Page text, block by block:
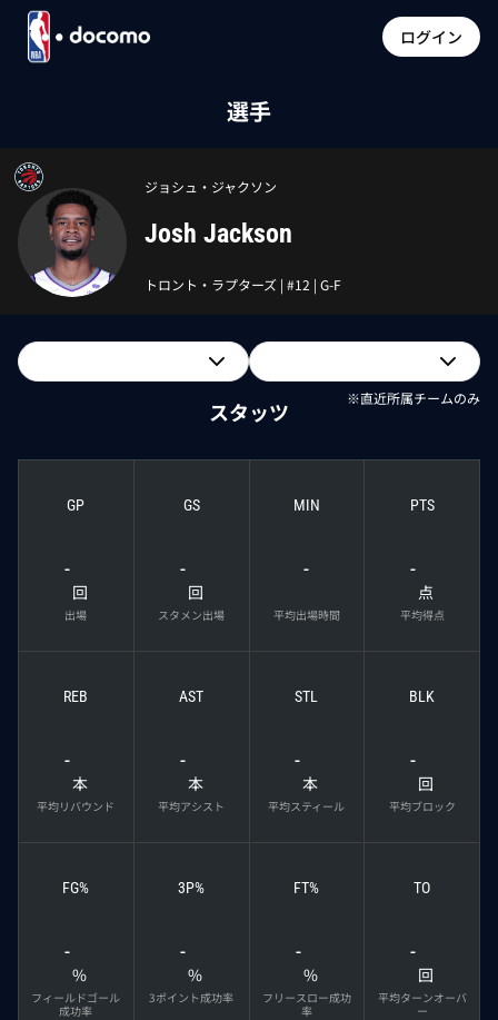
ログイン
選手
ジョシュ・ジャクソン
Josh Jackson
トロント・ラプターズ | #12 | G-F
スタッツ ※直近所属チームのみ
GP
-
回
出場
GS
-
回
スタメン出場
MIN
-
平均出場時間
PTS
-
点
平均得点
REB
-
本
平均リバウンド
AST
-
本
平均アシスト
STL
-
本
平均スティール
BLK
-
回
平均ブロック
FG%
-
%
フィールドゴール
成功率
3P%
-
%
3ポイント成功率
FT%
-
%
フリースロー成功
率
TO
-
回
平均ターンオーバ
ー